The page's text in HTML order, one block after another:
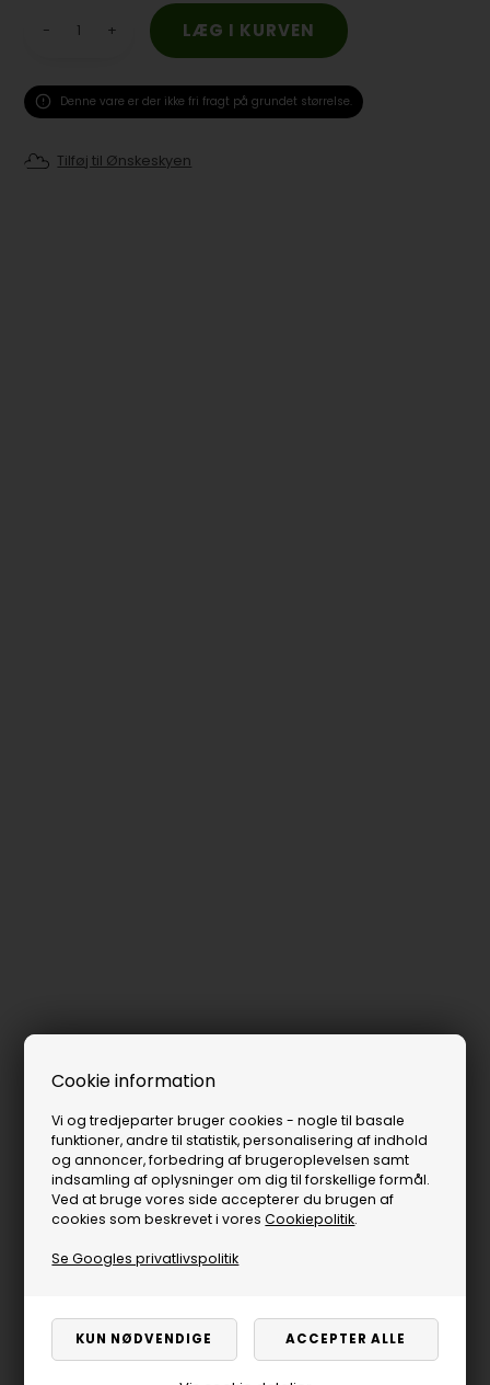
Cookie information
Vi og tredjeparter bruger cookies - nogle til basale
funktioner, andre til statistik, personalisering af indhold
og annoncer, forbedring af brugeroplevelsen samt
indsamling af oplysninger om dig til forskellige formål.
Ved at bruge vores side accepterer du brugen af
cookies som beskrevet i voresCookiepolitik.
Se Googles privatlivspolitik
- +
Denne vare er der ikke fri fragt på grundet størrelse.
Tilføj til Ønskeskyen